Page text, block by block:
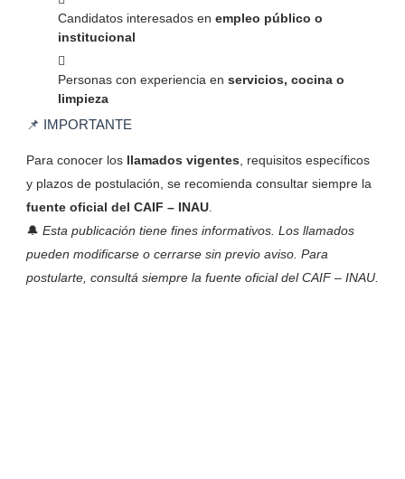
Candidatos interesados en empleo público o
institucional
Personas con experiencia en servicios, cocina o
limpieza
📌 IMPORTANTE
Para conocer los llamados vigentes , requisitos específicos
y plazos de postulación, se recomienda consultar siempre la
fuente oficial del CAIF – INAU.
🔔 Esta publicación tiene fines informativos. Los llamados
pueden modificarse o cerrarse sin previo aviso. Para
postularte, consultá siempre la fuente oficial del CAIF – INAU.